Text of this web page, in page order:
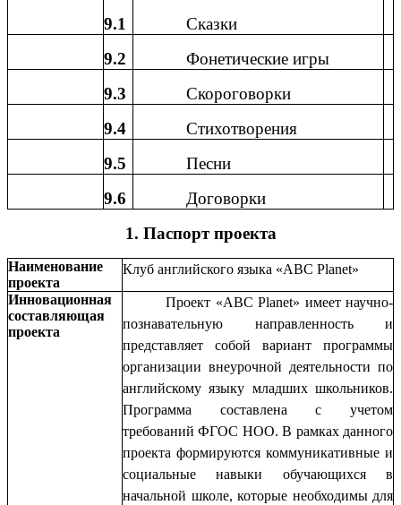
9.1
Сказки
9.2
Фонетические игры
9.3
Скороговорки
9.4
Стихотворения
9.5
Песни
9.6
Договорки
1. Паспорт проекта
Наименование
проекта
Клуб английского языка «ABC Planet»
Инновационная
составляющая
проекта
Проект «ABC Planet» имеет научно-
познавательную направленность и
представляет собой вариант программы
организации внеурочной деятельности по
английскому языку младших школьников.
Программа составлена с учетом
требований ФГОС НОО. В рамках данного
проекта формируются коммуникативные и
социальные навыки обучающихся в
начальной школе, которые необходимы для